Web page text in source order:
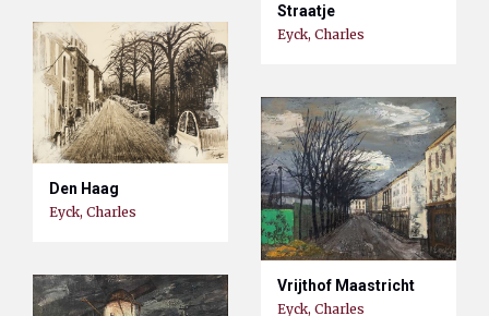
Straatje
Eyck, Charles
Den Haag
Eyck, Charles
Vrijthof Maastricht
Eyck, Charles